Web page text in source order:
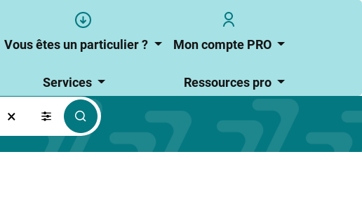
un
êtes
?
Vous êtes un particulier ?
user_account
account
Mon compte PRO
Services Ressources pro